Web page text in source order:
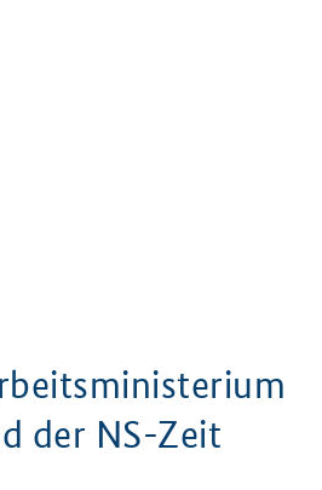
der NS-Zeit